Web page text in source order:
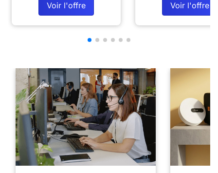
Voir l'offre Voir l'offre